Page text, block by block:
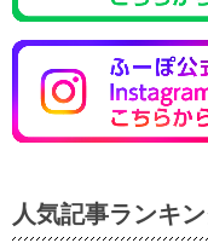
人気記事ランキ